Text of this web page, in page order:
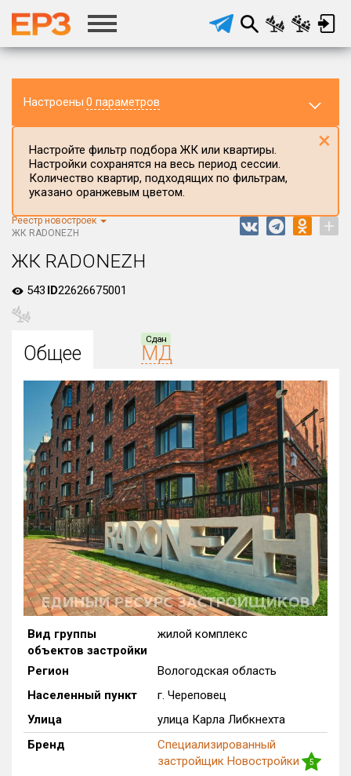
Настроены 0 параметров
Регион ЖК
Все
Район в городе
Все
₽/м² млн ₽
Цена
от до
Общая площадь, м²
от
Срок сдачи
от до
Вид объекта
Кол-во комнат
Только новые
Настройте фильтр подбора ЖК или квартиры.
Настройки сохранятся на весь период сессии.
Количество квартир, подходящих по фильтрам,
указано оранжевым цветом.
×
Реестр новостроек
ЖК RADONEZH
+
ЖК RADONEZH
543 ID22626675001
Общее
Сдан
МД
Вид группы
объектов застройки
жилой комплекс
Регион
Вологодская область
Населенный пункт
г. Череповец
Улица
улица Карла Либкнехта
Бренд
Специализированный
застройщик Новостройки
5